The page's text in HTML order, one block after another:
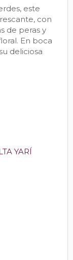
este
con
de peras y
En boca
deliciosa
YARÍ